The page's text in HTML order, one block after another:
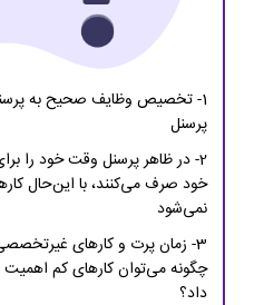
1- تخصیص وظایف صحیح به پرسنل
پرسنل
2- در ظاهر پرسنل وقت خود را
خود صرف می‌کنند، با این‌حال
نمی‌شود
3- زمان پرت و کارهای
چگونه می‌توان کارهای کم
داد؟